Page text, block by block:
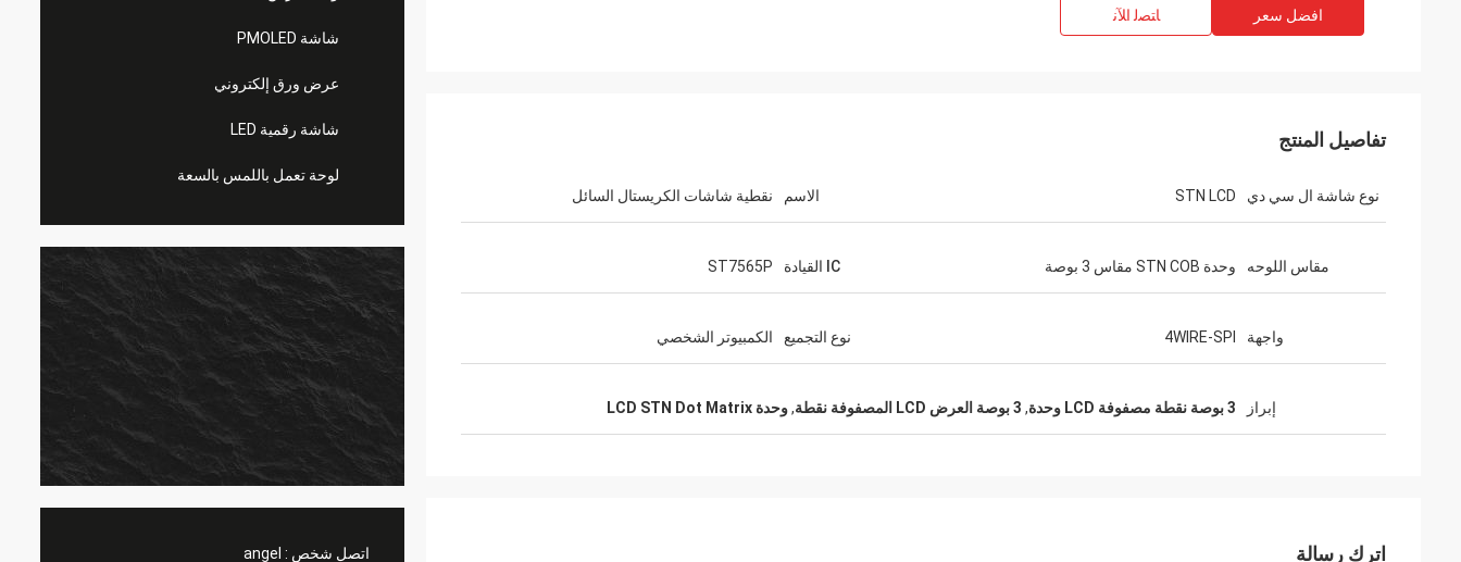
شاشة PMOLED
عرض ورق إلكتروني
شاشة رقمية LED
لوحة تعمل باللمس بالسعة
اتصل شخص : angel
افضل سعر ﺎﺘﺼﻟ ﺍﻶﻧ
تفاصيل المنتج
نوع شاشة ال سي دي STN LCD الاسم نقطية شاشات الكريستال السائل
مقاس اللوحه وحدة STN COB مقاس 3 بوصة IC القيادة ST7565P
واجهة 4WIRE-SPI نوع التجميع الكمبيوتر الشخصي
إبراز 3 بوصة نقطة مصفوفة LCD وحدة , 3 بوصة العرض LCD المصفوفة نقطة ,وحدة LCD STN Dot Matrix
اترك رسالة